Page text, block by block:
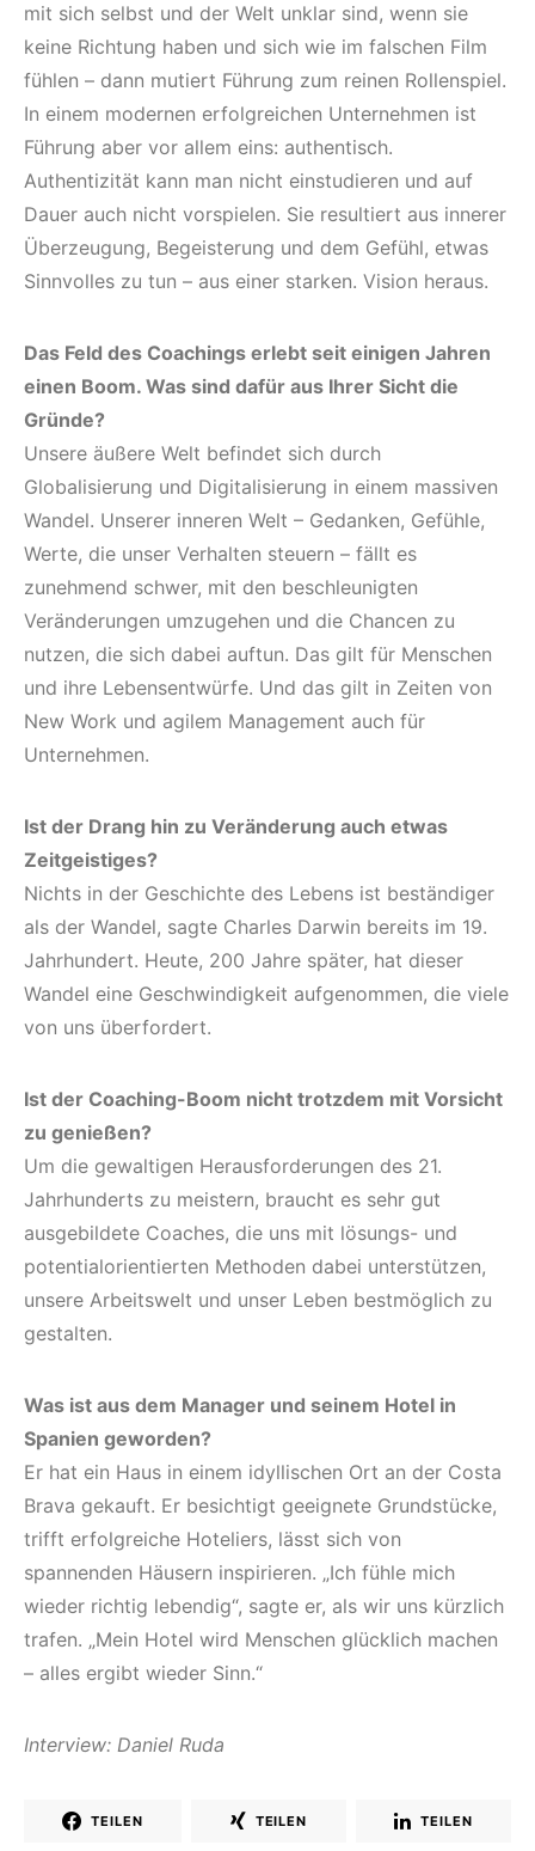
mit sich selbst und der Welt unklar sind, wenn sie
keine Richtung haben und sich wie im falschen Film
fühlen – dann mutiert Führung zum reinen Rollenspiel.
In einem modernen erfolgreichen Unternehmen ist
Führung aber vor allem eins: authentisch.
Authentizität kann man nicht einstudieren und auf
Dauer auch nicht vorspielen. Sie resultiert aus innerer
Überzeugung, Begeisterung und dem Gefühl, etwas
Sinnvolles zu tun – aus einer starken. Vision heraus.
Das Feld des Coachings erlebt seit einigen Jahren
einen Boom. Was sind dafür aus Ihrer Sicht die
Gründe?
Unsere äußere Welt befindet sich durch
Globalisierung und Digitalisierung in einem massiven
Wandel. Unserer inneren Welt – Gedanken, Gefühle,
Werte, die unser Verhalten steuern – fällt es
zunehmend schwer, mit den beschleunigten
Veränderungen umzugehen und die Chancen zu
nutzen, die sich dabei auftun. Das gilt für Menschen
und ihre Lebensentwürfe. Und das gilt in Zeiten von
New Work und agilem Management auch für
Unternehmen.
Ist der Drang hin zu Veränderung auch etwas
Zeitgeistiges?
Nichts in der Geschichte des Lebens ist beständiger
als der Wandel, sagte Charles Darwin bereits im 19.
Jahrhundert. Heute, 200 Jahre später, hat dieser
Wandel eine Geschwindigkeit aufgenommen, die viele
von uns überfordert.
Ist der Coaching-Boom nicht trotzdem mit Vorsicht
zu genießen?
Um die gewaltigen Herausforderungen des 21.
Jahrhunderts zu meistern, braucht es sehr gut
ausgebildete Coaches, die uns mit lösungs- und
potentialorientierten Methoden dabei unterstützen,
unsere Arbeitswelt und unser Leben bestmöglich zu
gestalten.
Was ist aus dem Manager und seinem Hotel in
Spanien geworden?
Er hat ein Haus in einem idyllischen Ort an der Costa
Brava gekauft. Er besichtigt geeignete Grundstücke,
trifft erfolgreiche Hoteliers, lässt sich von
spannenden Häusern inspirieren. „Ich fühle mich
wieder richtig lebendig“, sagte er, als wir uns kürzlich
trafen. „Mein Hotel wird Menschen glücklich machen
– alles ergibt wieder Sinn.“
Interview: Daniel Ruda
TEILEN TEILEN TEILEN